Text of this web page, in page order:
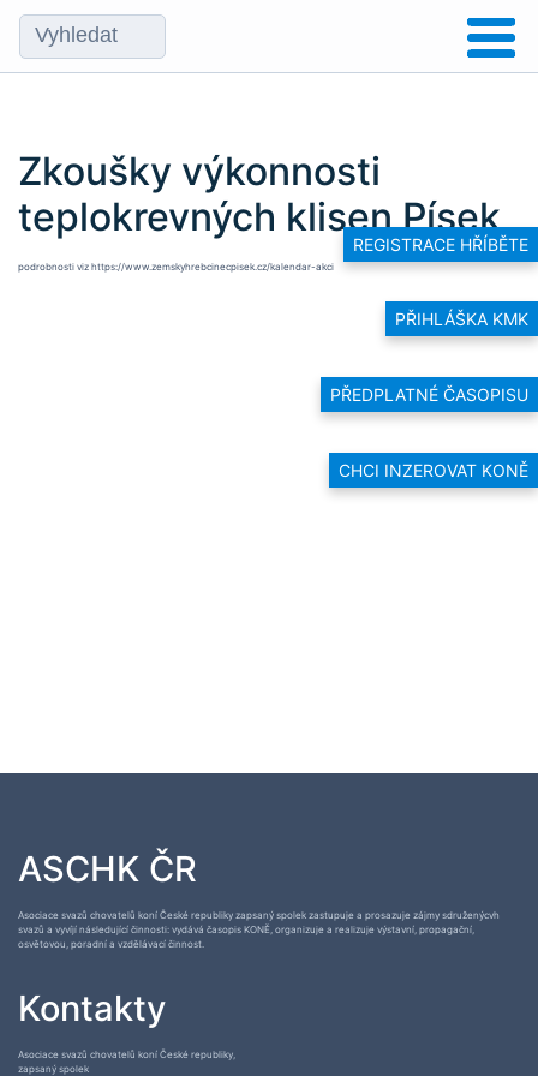
REGISTRACE HŘÍBĚTE
PŘIHLÁŠKA KMK
PŘEDPLATNÉ ČASOPISU
CHCI INZEROVAT KONĚ
Zkoušky výkonnosti
teplokrevných klisen Písek
podrobnosti viz https://www.zemskyhrebcinecpisek.cz/kalendar-akci
ASCHK ČR
Asociace svazů chovatelů koní České republiky zapsaný spolek zastupuje a prosazuje zájmy sdruženýcvh
svazů a vyvíjí následující činnosti: vydává časopis KONĚ, organizuje a realizuje výstavní, propagační,
osvětovou, poradní a vzdělávací činnost.
Kontakty
Asociace svazů chovatelů koní České republiky,
zapsaný spolek